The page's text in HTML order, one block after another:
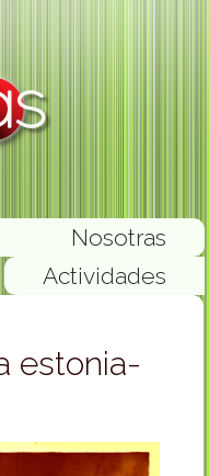
Nosotras
Actividades
estonia-